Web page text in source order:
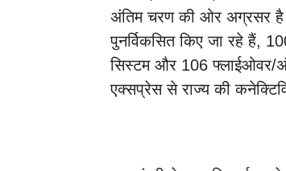
अंतिम चरण की ओर अग्रसर
पुनर्विकसित किए जा रहे हैं,
सिस्टम और 106 फ्लाईओवर/
एक्सप्रेस से राज्य की